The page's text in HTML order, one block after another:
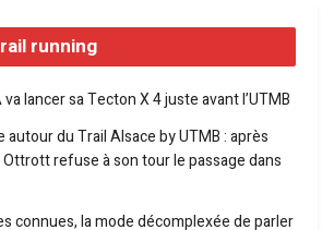
running
lancer sa Tecton X 4 juste avant l’UTMB
autour du Trail Alsace by UTMB : après
Ottrott refuse à son tour le passage dans
connues, la mode décomplexée de parler